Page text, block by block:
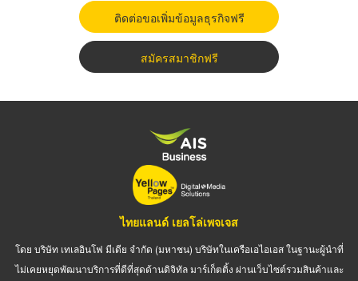
ติดต่อขอเพิ่มข้อมูลธุรกิจฟรี
สมัครสมาชิกฟรี
ไทยแลนด์ เยลโล่เพจเจส
โดย บริษัท เทเลอินโฟ มีเดีย จำกัด (มหาชน) บริษัทในเครือเอไอเอส ในฐานะผู้นำที่
ไม่เคยหยุดพัฒนาบริการที่ดีที่สุดด้านดิจิทัล มาร์เก็ตติ้ง ผ่านเว็บไซต์รวมสินค้าและ